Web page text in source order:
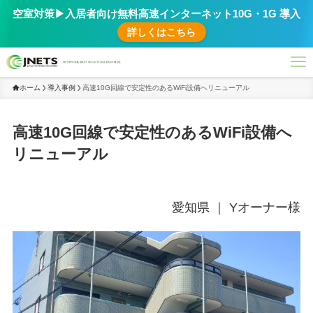
空室対策▶︎入居者向け無料高速インターネット10G・1G 導入
詳しくはこちら
ホーム 導入事例 高速10G回線で安定性のあるWiFi設備へリニューアル
高速10G回線で安定性のあるWiFi設備へ
リニューアル
愛知県 ｜ Yオーナー様